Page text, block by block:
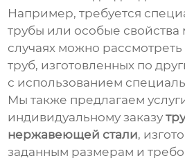
Например, требуется
трубы или особые свойства
случаях можно
труб, изготовленных по
с использованием
Мы также предлагаем
индивидуальному заказу
нержавеющей стали,
заданным размерам и